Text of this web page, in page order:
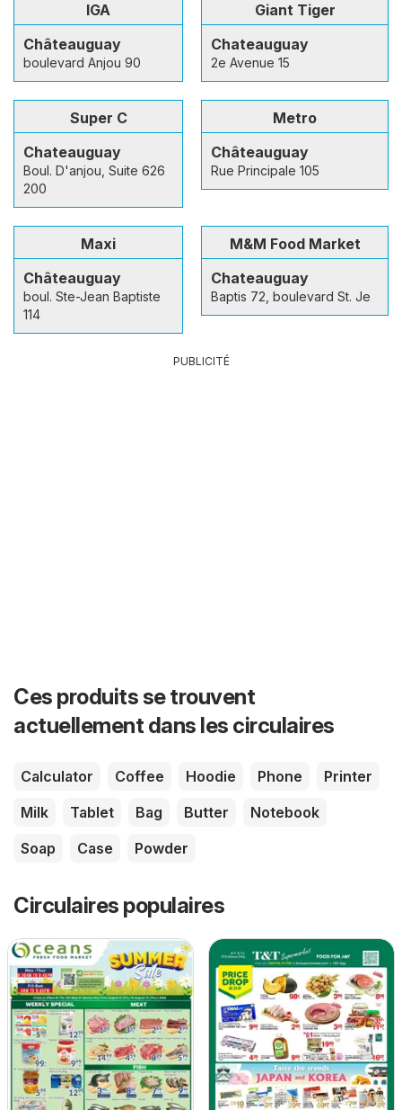
IGA
Châteauguay
boulevard Anjou 90
Giant Tiger
Chateauguay
2e Avenue 15
Super C
Chateauguay
Boul. D'anjou, Suite 626
200
Metro
Châteauguay
Rue Principale 105
Maxi
Châteauguay
boul. Ste-Jean Baptiste
114
M&M Food Market
Chateauguay
Baptis 72, boulevard St. Je
PUBLICITÉ
Ces produits se trouvent
actuellement dans les circulaires
Calculator Coffee Hoodie Phone
Printer
Milk
Tablet Bag Butter
Notebook
Soap
Case Powder
Circulaires populaires